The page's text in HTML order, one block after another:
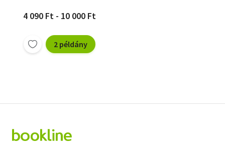
4 090 Ft - 10 000 Ft
2 példány